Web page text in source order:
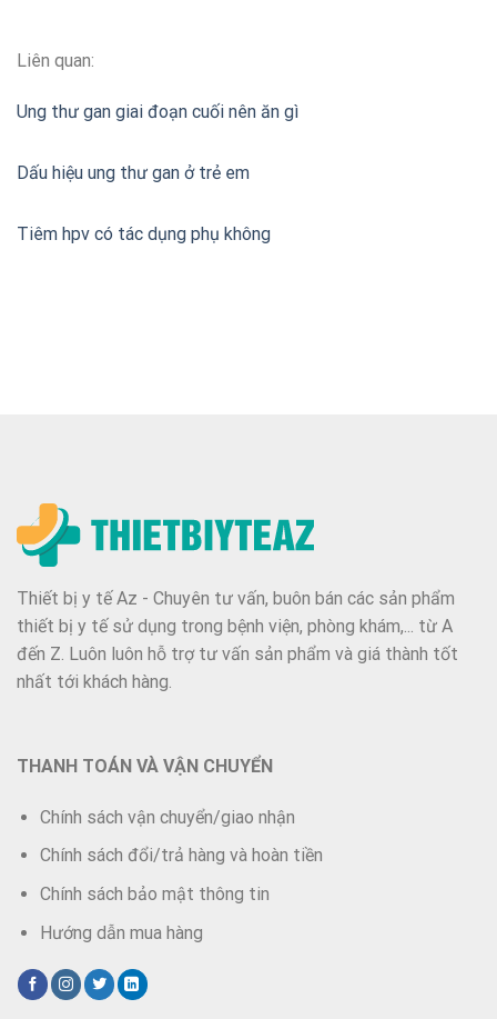
Liên quan:
Ung thư gan giai đoạn cuối nên ăn gì
Dấu hiệu ung thư gan ở trẻ em
Tiêm hpv có tác dụng phụ không
Thiết bị y tế Az - Chuyên tư vấn, buôn bán các sản phẩm
thiết bị y tế sử dụng trong bệnh viện, phòng khám,... từ A
đến Z. Luôn luôn hỗ trợ tư vấn sản phẩm và giá thành tốt
nhất tới khách hàng.
THANH TOÁN VÀ VẬN CHUYỂN
Chính sách vận chuyển/giao nhận
Chính sách đổi/trả hàng và hoàn tiền
Chính sách bảo mật thông tin
Hướng dẫn mua hàng